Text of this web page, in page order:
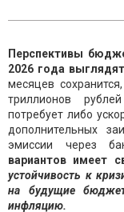
Перспективы
2026 года
месяцев
триллионов
потребует либо
дополнительных
эмиссии через
вариантов имеет
устойчивость к
на будущие
инфляцию.